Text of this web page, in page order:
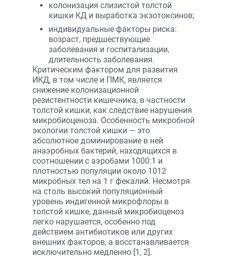
колонизация слизистой толстой
кишки КД и выработка экзотоксинов;
индивидуальные факторы риска:
возраст, предшествующие
заболевания и госпитализации,
длительность заболевания.
Критическим фактором для развития
ИКД, в том числе и ПМК, является
снижение колонизационной
резистентности кишечника, в частности
толстой кишки, как следствие нарушения
микробиоценоза. Особенность микробной
экологии толстой кишки — это
абсолютное доминирование в ней
анаэробных бактерий, находящихся в
соотношении с аэробами 1000:1 и
плотностью популяции около 1012
микробных тел на 1 г фекалий. Несмотря
на столь высокий популяционный
уровень индигенной микрофлоры в
толстой кишке, данный микробиоценоз
легко нарушается, особенно под
действием антибиотиков или других
внешних факторов, а восстанавливается
исключительно медленно [1, 2].